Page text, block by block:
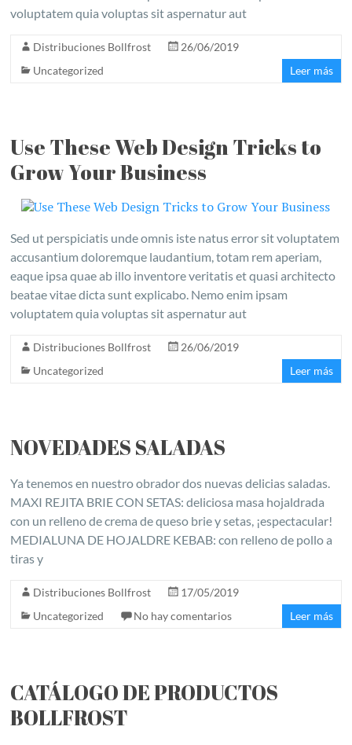
voluptatem quia voluptas sit aspernatur aut
Distribuciones Bollfrost
26/06/2019
Uncategorized
Leer más
Use These Web Design Tricks to
Grow Your Business
Sed ut perspiciatis unde omnis iste natus error sit voluptatem
accusantium doloremque laudantium, totam rem aperiam,
eaque ipsa quae ab illo inventore veritatis et quasi architecto
beatae vitae dicta sunt explicabo. Nemo enim ipsam
voluptatem quia voluptas sit aspernatur aut
Distribuciones Bollfrost
26/06/2019
Uncategorized
Leer más
NOVEDADES SALADAS
Ya tenemos en nuestro obrador dos nuevas delicias saladas.
MAXI REJITA BRIE CON SETAS: deliciosa masa hojaldrada
con un relleno de crema de queso brie y setas, ¡espectacular!
MEDIALUNA DE HOJALDRE KEBAB: con relleno de pollo a
tiras y
Distribuciones Bollfrost
17/05/2019
Uncategorized
No hay comentarios Leer más
CATÁLOGO DE PRODUCTOS
BOLLFROST